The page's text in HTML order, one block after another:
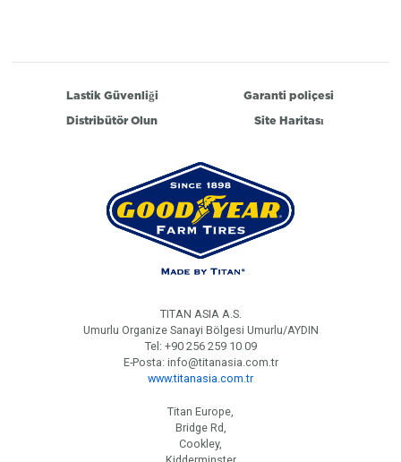
Lastik Güvenliği
Garanti poliçesi
Distribütör Olun
Site Haritası
TITAN ASIA A.S.
Umurlu Organize Sanayi Bölgesi Umurlu/AYDIN
Tel: +90 256 259 10 09
E-Posta: info@titanasia.com.tr
www.titanasia.com.tr
Titan Europe,
Bridge Rd,
Cookley,